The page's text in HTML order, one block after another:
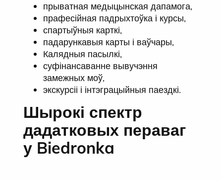
прыватная медыцынская дапамога,
прафесійная падрыхтоўка і курсы,
спартыўныя карткі,
падарункавыя карты і ваўчары,
Калядныя пасылкі,
суфінансаванне вывучэння
замежных моў,
экскурсіі і інтэграцыйныя паездкі.
Шырокі спектр
дадатковых пераваг
у Biedronka